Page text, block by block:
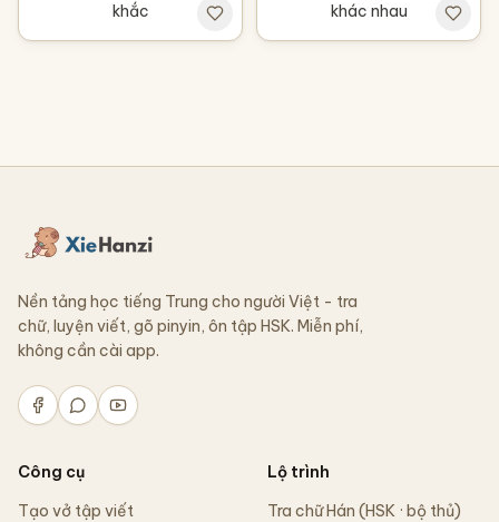
khắc
khác nhau
Nền tảng học tiếng Trung cho người Việt - tra
chữ, luyện viết, gõ pinyin, ôn tập HSK. Miễn phí,
không cần cài app.
Công cụ
Tạo vở tập viết
Lộ trình
Tra chữ Hán (HSK · bộ thủ)